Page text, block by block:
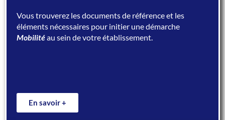
Vous trouverez les documents de référence et les
éléments nécessaires pour initier une démarche
Mobilitéau sein de votre établissement.
En savoir +